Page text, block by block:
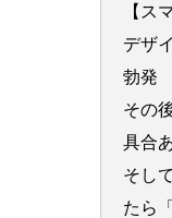
【ス
デザ
勃発
その
具合
そし
たら